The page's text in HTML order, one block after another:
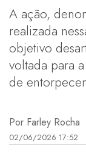
A ação,
realizada
objetivo
voltada para
de
Por Farley Rocha
02/06/2026 17:52